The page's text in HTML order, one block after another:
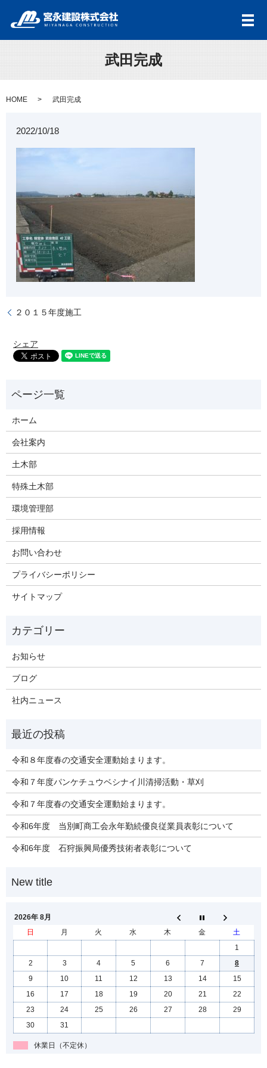
メ
武田完成
HOME 武田完成
2022/10/18
２０１５年度施工
シェア
ホーム
会社案内
土木部
特殊土木部
環境管理部
採用情報
お問い合わせ
プライバシーポリシー
サイトマップ
お知らせ
ブログ
社内ニュース
令和８年度春の交通安全運動始まります。
令和７年度パンケチュウベシナイ川清掃活動・草刈
令和７年度春の交通安全運動始まります。
令和6年度 当別町商工会永年勤続優良従業員表彰について
令和6年度 石狩振興局優秀技術者表彰について
2026年 8月
日
月 火 水 木 金
土
1
2
3 4 5 6 7
8
9
10 11 12 13 14
15
16
17 18 19 20 21
22
23
24 25 26 27 28
29
30
31
休業日（不定休）